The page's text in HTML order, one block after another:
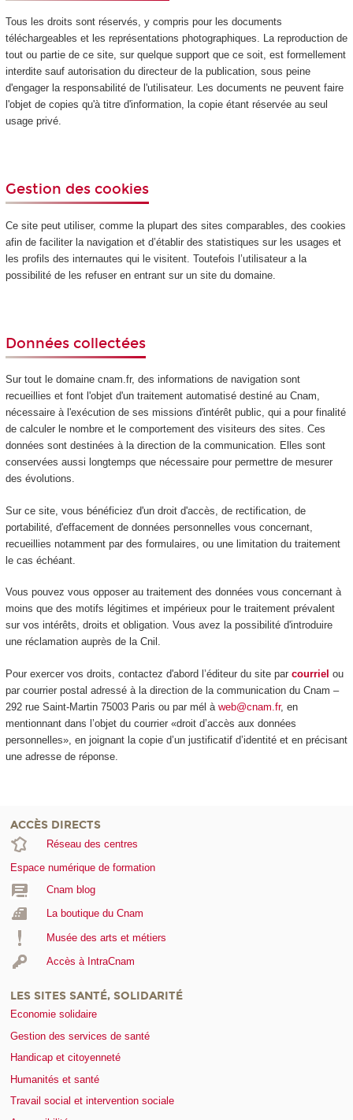
Tous les droits sont réservés, y compris pour les documents
téléchargeables et les représentations photographiques. La reproduction de
tout ou partie de ce site, sur quelque support que ce soit, est formellement
interdite sauf autorisation du directeur de la publication, sous peine
d'engager la responsabilité de l'utilisateur. Les documents ne peuvent faire
l'objet de copies qu'à titre d'information, la copie étant réservée au seul
usage privé.
Gestion des cookies
Ce site peut utiliser, comme la plupart des sites comparables, des cookies
afin de faciliter la navigation et d’établir des statistiques sur les usages et
les profils des internautes qui le visitent. Toutefois l’utilisateur a la
possibilité de les refuser en entrant sur un site du domaine.
Données collectées
Sur tout le domaine cnam.fr, des informations de navigation sont
recueillies et font l'objet d'un traitement automatisé destiné au Cnam,
nécessaire à l'exécution de ses missions d'intérêt public, qui a pour finalité
de calculer le nombre et le comportement des visiteurs des sites. Ces
données sont destinées à la direction de la communication. Elles sont
conservées aussi longtemps que nécessaire pour permettre de mesurer
des évolutions.
Sur ce site, vous bénéficiez d'un droit d'accès, de rectification, de
portabilité, d'effacement de données personnelles vous concernant,
recueillies notamment par des formulaires, ou une limitation du traitement
le cas échéant.
Vous pouvez vous opposer au traitement des données vous concernant à
moins que des motifs légitimes et impérieux pour le traitement prévalent
sur vos intérêts, droits et obligation. Vous avez la possibilité d'introduire
une réclamation auprès de la Cnil.
Pour exercer vos droits, contactez d'abord l’éditeur du site par courriel ou
par courrier postal adressé à la direction de la communication du Cnam –
292 rue Saint-Martin 75003 Paris ou par mél à web@cnam.fr, en
mentionnant dans l’objet du courrier «droit d’accès aux données
personnelles», en joignant la copie d’un justificatif d’identité et en précisant
une adresse de réponse.
ACCÈS DIRECTS
Réseau des centres
Espace numérique de formation
Cnam blog
La boutique du Cnam
Musée des arts et métiers
Accès à IntraCnam
LES SITES SANTÉ, SOLIDARITÉ
Economie solidaire
Gestion des services de santé
Handicap et citoyenneté
Humanités et santé
Travail social et intervention sociale